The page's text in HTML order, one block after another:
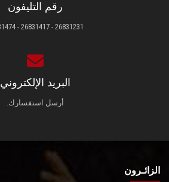
رقم التليفون
26831231 - 26831417 - 26831474
البريد الإلكتروني
أرسل استفسارك.
الزائـرون